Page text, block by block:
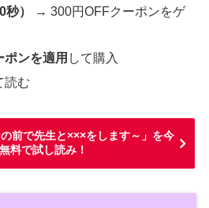
）
→ 300円OFFクーポンをゲ
ポンを適用 して購入
読む
の前で先生と×××をします～」を今
料で試し読み！